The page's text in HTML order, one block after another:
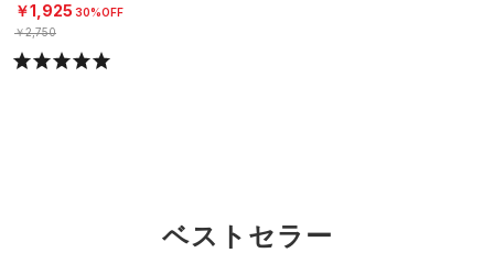
￥1,925 30%OFF
￥2,750
ベストセラー